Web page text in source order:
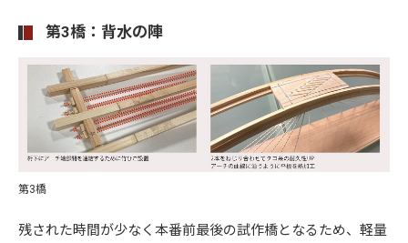
第3橋：背水の陣
第3橋
残された時間が少なく本番前最後の試作橋となるため、軽量